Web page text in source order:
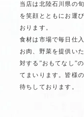
当店は北陸石川県の
を笑顔とともにお運
おります。
食材は市場で毎日仕
お肉、野菜を提供い
対する”おもてなし”
てまいります。皆様
待ちしております。